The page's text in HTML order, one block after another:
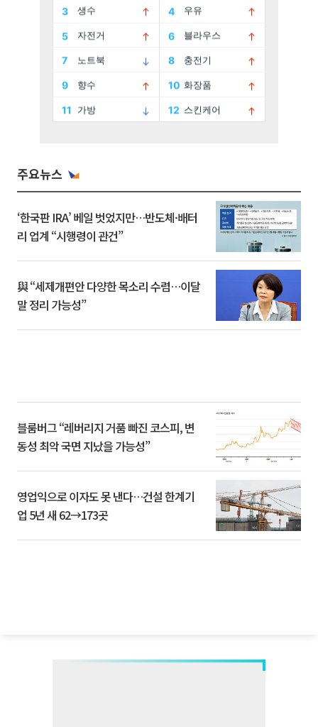
주요뉴스
‘한국판 IRA’ 베일 벗었지만…반도체·배터
리 업계 “시행령이 관건”
與 “세제개편안 다양한 목소리 수렴…이달
말 정리 가능성”
블룸버그 “레버리지 거품 빠진 코스피, 변
동성 최악 국면 지났을 가능성”
영업익으로 이자도 못 낸다…건설 한계기
업 5년 새 62→173곳